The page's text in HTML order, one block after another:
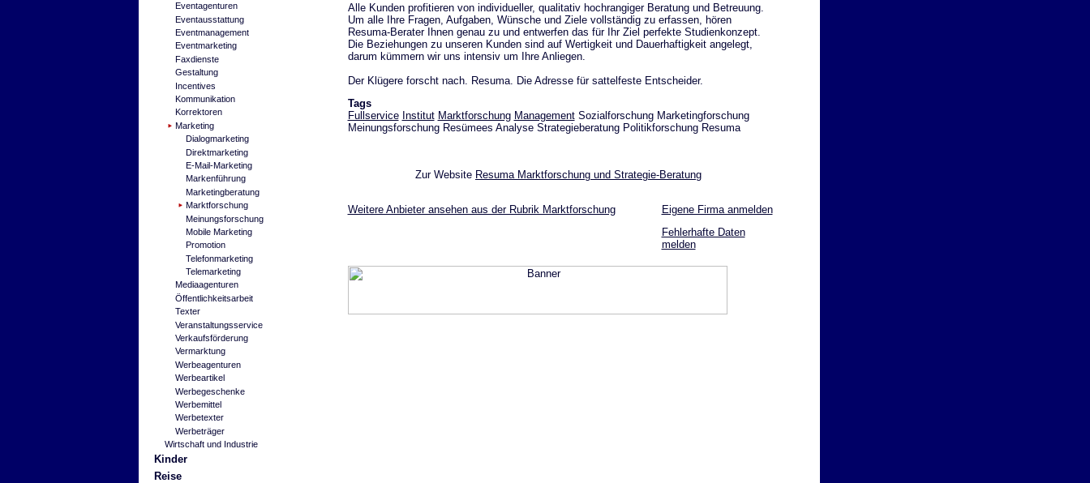
Eventagenturen
Eventausstattung
Eventmanagement
Eventmarketing
Faxdienste
Gestaltung
Incentives
Kommunikation
Korrektoren
Marketing
Dialogmarketing
Direktmarketing
E-Mail-Marketing
Markenführung
Marketingberatung
Marktforschung
Meinungsforschung
Mobile Marketing
Promotion
Telefonmarketing
Telemarketing
Mediaagenturen
Öffentlichkeitsarbeit
Texter
Veranstaltungsservice
Verkaufsförderung
Vermarktung
Werbeagenturen
Werbeartikel
Werbegeschenke
Werbemittel
Werbetexter
Werbeträger
Wirtschaft und Industrie
Kinder
Reise
Alle Kunden profitieren von individueller, qualitativ hochrangiger Beratung und Betreuung.
Um alle Ihre Fragen, Aufgaben, Wünsche und Ziele vollständig zu erfassen, hören
Resuma-Berater Ihnen genau zu und entwerfen das für Ihr Ziel perfekte Studienkonzept.
Die Beziehungen zu unseren Kunden sind auf Wertigkeit und Dauerhaftigkeit angelegt,
darum kümmern wir uns intensiv um Ihre Anliegen.
Der Klügere forscht nach. Resuma. Die Adresse für sattelfeste Entscheider.
Tags
Fullservice Institut Marktforschung ManagementSozialforschung Marketingforschung
Meinungsforschung Resümees Analyse Strategieberatung Politikforschung Resuma
Zur Website Resuma Marktforschung und Strategie-Beratung
Weitere Anbieter ansehen aus der Rubrik Marktforschung
Eigene Firma anmelden
Fehlerhafte Daten
melden